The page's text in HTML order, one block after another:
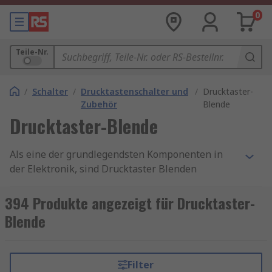
0
Teile-Nr.
/ Schalter / Drucktastenschalter und
Zubehör
/ Drucktaster-
Blende
Drucktaster-Blende
Als eine der grundlegendsten Komponenten in
der Elektronik, sind Drucktaster Blenden
Industrie, im Haushalt oder in der
Unterhaltungselektronik, diese kleinen Teile
haben eine große Wirkung auf die Funktion von
Drucktaster Blenden eine wichtige Komponente
394 Produkte angezeigt für Drucktaster-
Blende
Filter